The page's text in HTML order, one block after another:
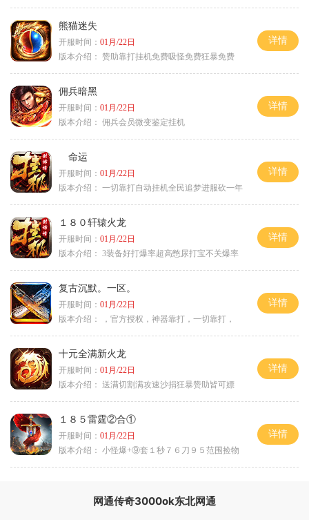
熊猫迷失
开服时间： 01月/22日
版本介绍： 赞助靠打挂机免费吸怪免费狂暴免费
详情
佣兵暗黑
开服时间： 01月/22日
版本介绍： 佣兵会员微变鉴定挂机
详情
命运
开服时间： 01月/22日
版本介绍： 一切靠打自动挂机全民追梦进服砍一年
详情
１８０轩辕火龙
开服时间： 01月/22日
版本介绍： 3装备好打爆率超高憋尿打宝不关爆率
详情
复古沉默。一区。
开服时间： 01月/22日
版本介绍：
，官方授权，神器靠打，一切靠打，
详情
十元全满新火龙
开服时间： 01月/22日
版本介绍： 送满切割满攻速沙捐狂暴赞助皆可嫖
详情
１８５雷霆②合①
开服时间： 01月/22日
版本介绍： 小怪爆+⑨套１秒７６刀９５范围捡物
详情
网通传奇3000ok东北网通